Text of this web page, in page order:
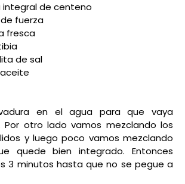
integral de centeno
fuerza
fresca
de sal
en el agua para que vaya
Por otro lado vamos mezclando los
y luego poco vamos mezclando
quede bien integrado. Entonces
3 minutos hasta que no se pegue a